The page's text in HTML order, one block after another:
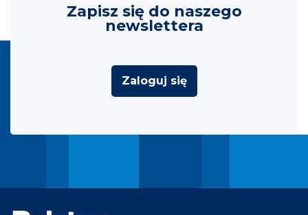
Zapisz się do naszego
newslettera
Zaloguj się